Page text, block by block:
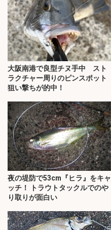
大阪南港で良型チヌ手中 スト
ラクチャー周りのピンスポット
狙い撃ちが的中！
夜の堤防で53cm『ヒラ』をキャ
ッチ！ トラウトタックルでのや
り取りが面白い